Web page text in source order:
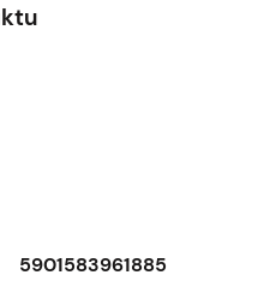
5901583961885